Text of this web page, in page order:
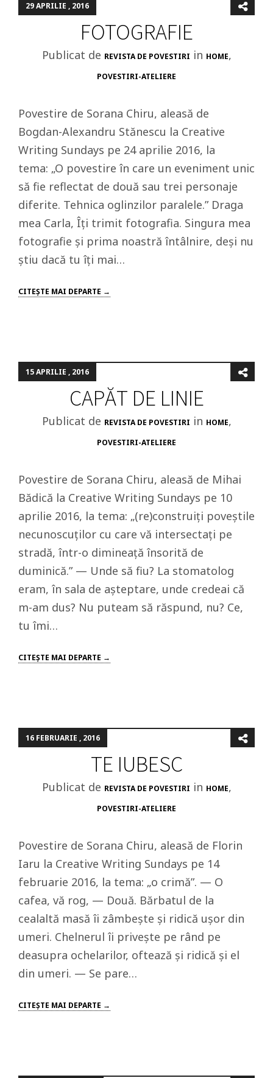
29 APRILIE , 2016
FOTOGRAFIE
Publicat de REVISTA DE POVESTIRI in HOME,
POVESTIRI-ATELIERE
Povestire de Sorana Chiru, aleasă de
Bogdan-Alexandru Stănescu la Creative
Writing Sundays pe 24 aprilie 2016, la
tema: „O povestire în care un eveniment unic
să fie reflectat de două sau trei personaje
diferite. Tehnica oglinzilor paralele.” Draga
mea Carla, Îți trimit fotografia. Singura mea
fotografie și prima noastră întâlnire, deși nu
știu dacă tu îți mai…
CITEŞTE MAI DEPARTE →
15 APRILIE , 2016
CAPĂT DE LINIE
Publicat de REVISTA DE POVESTIRI in HOME,
POVESTIRI-ATELIERE
Povestire de Sorana Chiru, aleasă de Mihai
Bădică la Creative Writing Sundays pe 10
aprilie 2016, la tema: „(re)construiți poveștile
necunoscuților cu care vă intersectați pe
stradă, într-o dimineață însorită de
duminică.” — Unde să fiu? La stomatolog
eram, în sala de așteptare, unde credeai că
m-am dus? Nu puteam să răspund, nu? Ce,
tu îmi…
CITEŞTE MAI DEPARTE →
16 FEBRUARIE , 2016
TE IUBESC
Publicat de REVISTA DE POVESTIRI in HOME,
POVESTIRI-ATELIERE
Povestire de Sorana Chiru, aleasă de Florin
Iaru la Creative Writing Sundays pe 14
februarie 2016, la tema: „o crimă”. — O
cafea, vă rog, — Două. Bărbatul de la
cealaltă masă îi zâmbește și ridică ușor din
umeri. Chelnerul îi privește pe rând pe
deasupra ochelarilor, oftează și ridică și el
din umeri. — Se pare…
CITEŞTE MAI DEPARTE →